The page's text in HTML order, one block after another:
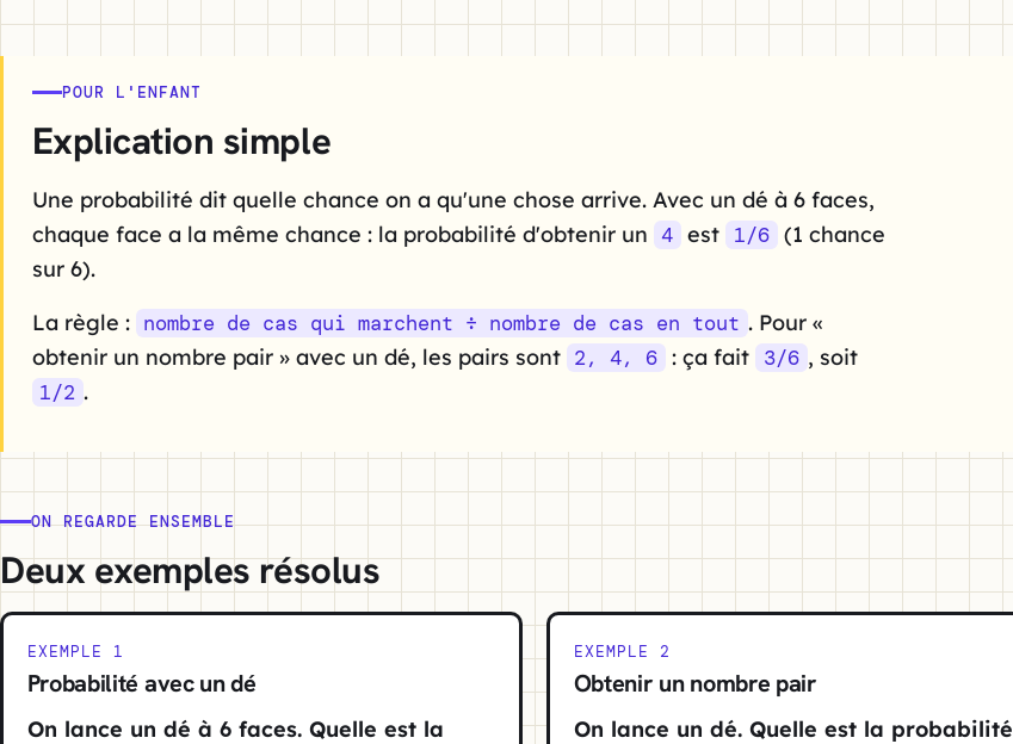
POUR L'ENFANT
Explication simple
Une probabilité dit quelle chance on a qu'une chose arrive. Avec un dé à 6 faces,
chaque face a la même chance : la probabilité d'obtenir un 4 est 1/6 (1 chance
sur 6).
La règle : nombre de cas qui marchent ÷ nombre de cas en tout . Pour «
obtenir un nombre pair » avec un dé, les pairs sont 2, 4, 6 : ça fait 3/6 , soit
1/2 .
ON REGARDE ENSEMBLE
Deux exemples résolus
EXEMPLE 1
Probabilité avec un dé
On lance un dé à 6 faces. Quelle est la
EXEMPLE 2
Obtenir un nombre pair
On lance un dé. Quelle est la probabilité